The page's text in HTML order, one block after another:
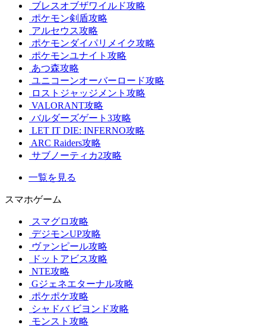
ブレスオブザワイルド攻略
ポケモン剣盾攻略
アルセウス攻略
ポケモンダイパリメイク攻略
ポケモンユナイト攻略
あつ森攻略
ユニコーンオーバーロード攻略
ロストジャッジメント攻略
VALORANT攻略
バルダーズゲート3攻略
LET IT DIE: INFERNO攻略
ARC Raiders攻略
サブノーティカ2攻略
一覧を見る
スマホゲーム
スマグロ攻略
デジモンUP攻略
ヴァンピール攻略
ドットアビス攻略
NTE攻略
Gジェネエターナル攻略
ポケポケ攻略
シャドバ ビヨンド攻略
モンスト攻略